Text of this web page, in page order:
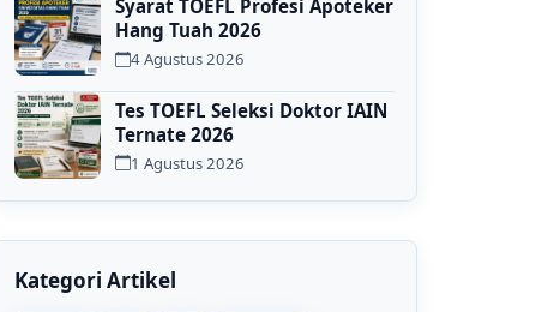
Syarat TOEFL Profesi Apoteker
Hang Tuah 2026
4 Agustus 2026
Tes TOEFL Seleksi Doktor IAIN
Ternate 2026
1 Agustus 2026
Kategori Artikel